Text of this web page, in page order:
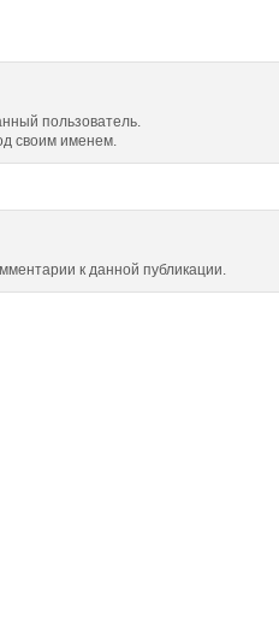
пользователь.
своим именем.
к данной публикации.